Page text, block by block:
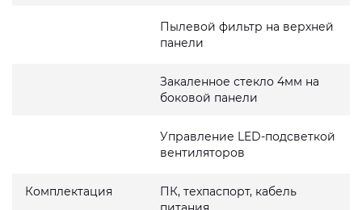
Пылевой фильтр на верхней
панели
Закаленное стекло 4мм на
боковой панели
Управление LED-подсветкой
вентиляторов
Комплектация
ПК, техпаспорт, кабель